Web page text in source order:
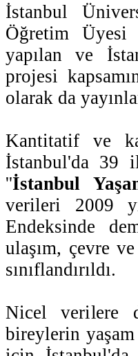
İstanbul
Öğretim
yapılan ve
projesi
olarak da
Kantitatif ve
İstanbul'da 39
''İstanbul
verileri 2009
Endeksinde
ulaşım, çevre
sınıflandırıldı.
Nicel verilere
bireylerin